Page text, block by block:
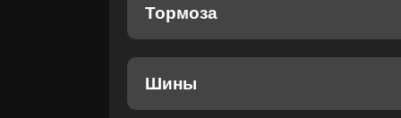
Тормоза
Шины